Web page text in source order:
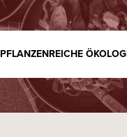
PFLANZENREICHE